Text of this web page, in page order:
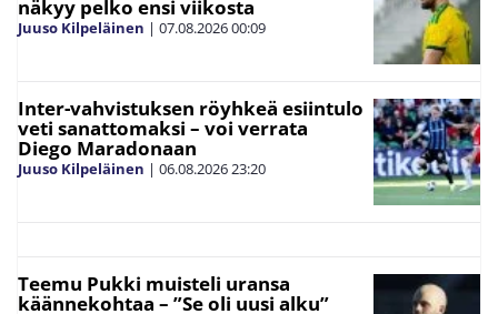
näkyy pelko ensi viikosta
Juuso Kilpeläinen | 07.08.202600:09
Inter-vahvistuksen röyhkeä esiintulo
veti sanattomaksi – voi verrata
Diego Maradonaan
Juuso Kilpeläinen | 06.08.202623:20
Teemu Pukki muisteli uransa
käännekohtaa – ”Se oli uusi alku”